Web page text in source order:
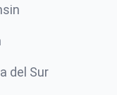
del Sur